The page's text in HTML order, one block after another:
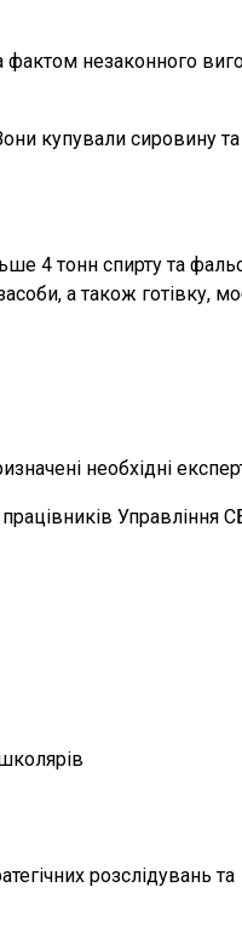
незаконного
купували сировину
4 тонн спирту та
а також готівку,
необхідні
Управління
розслідувань та